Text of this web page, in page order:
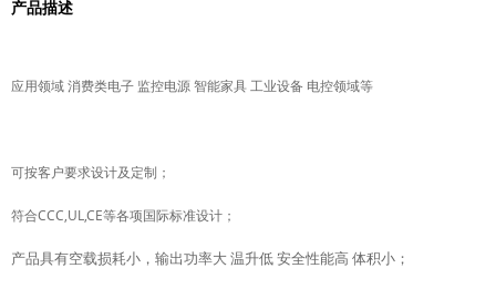
产品描述
应用领域 消费类电子 监控电源 智能家具 工业设备 电控领域等
可按客户要求设计及定制；
符合CCC,UL,CE等各项国际标准设计；
产品具有空载损耗小，输出功率大 温升低 安全性能高 体积小；